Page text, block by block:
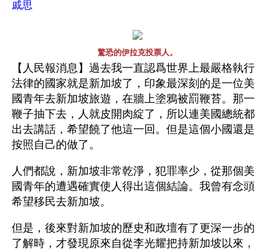
戚思
驚恐的伊拉克投票人。
【人民報消息】過去我一直認爲世界上最嚴格執行
法律的國家就是新加坡了，印象最深刻的是一位美
國青年去新加坡旅遊，在牆上塗鴉被罰鞭苔。那一
鞭子抽下去，人就皮開肉綻了，所以連美國總統都
出去講話，希望饒了他這一回。但是這個小國還是
按照自己的做了。
人們都說，新加坡非常乾淨，犯罪率少，從那個美
國青年的遭遇確實使人得出這個結論。我曾有念頭
希望移民去新加坡。
但是，後來對新加坡的歷史和政壇有了更深一步的
了解時，才發現原來自從李光耀把持新加坡以來，